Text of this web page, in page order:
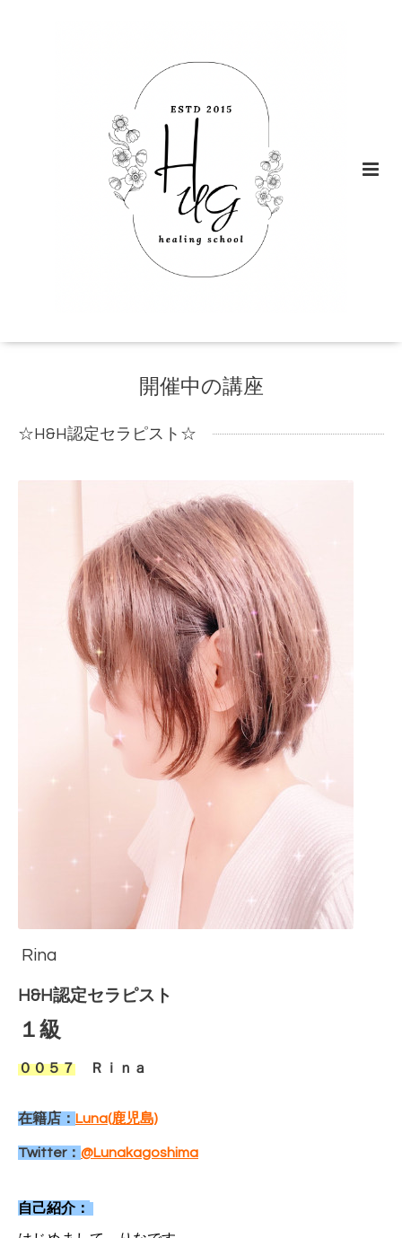
開催中の講座
☆H&H認定セラピスト☆
Rina
H&H認定セラピスト
１ 級
００５７ Ｒｉｎａ
在籍店： Luna(鹿児島)
Twitter： @Lunakagoshima
自己紹介：